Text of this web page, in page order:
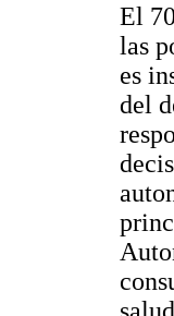
El
las
es
del